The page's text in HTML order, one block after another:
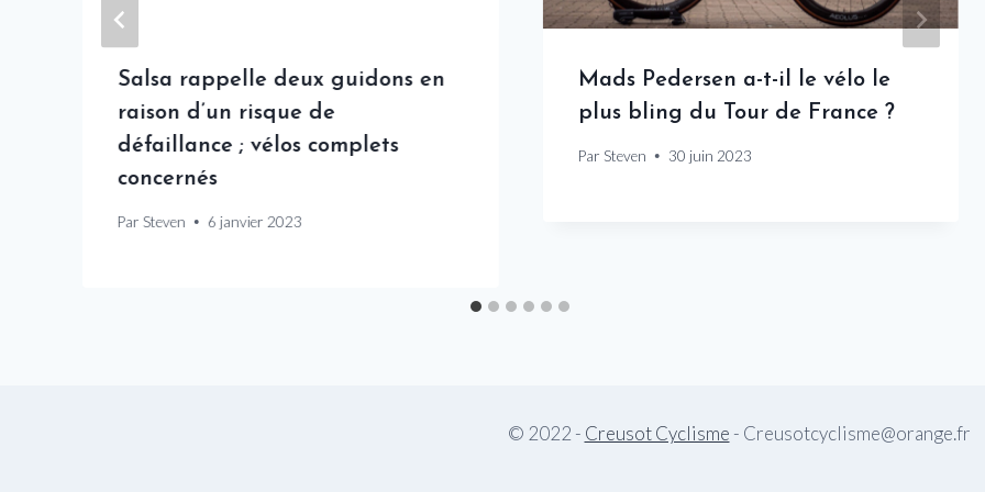
Salsa rappelle deux guidons en
raison d’un risque de
défaillance ; vélos complets
concernés
Par Steven 6 janvier 2023
Mads Pedersen a-t-il le vélo le
plus bling du Tour de France ?
Par Steven 30 juin 2023
© 2022 - Creusot Cyclisme - Creusotcyclisme@orange.fr